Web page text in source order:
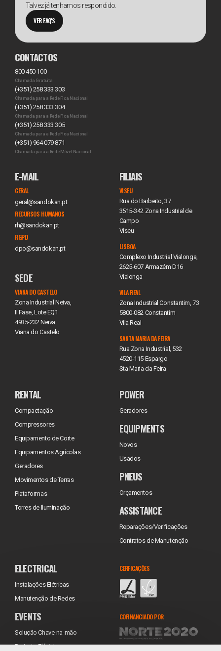
Talvez já tenhamos respondido.
VER FAQ'S
CONTACTOS
800 450 100
Chamada Gratuita
(+351) 258 333 303
Chamada para a Rede Fixa Nacional
(+351) 258 333 304
Chamada para a Rede Fixa Nacional
(+351) 258 333 305
Chamada para a Rede Fixa Nacional
(+351) 964 079 871
Chamada para a Rede Móvel Nacional
E-MAIL
GERAL
geral@sandokan.pt
RECURSOS HUMANOS
rh@sandokan.pt
RGPD
dpo@sandokan.pt
SEDE
VIANA DO CASTELO
Zona Industrial Neiva,
II Fase, Lote EQ1
4935-232 Neiva
Viana do Castelo
FILIAIS
VISEU
Rua do Barbeito, 37
3515-342 Zona Industrial de
Campo
Viseu
LISBOA
Complexo Industrial Vialonga,
2625-607 Armazém D16
Vialonga
VILA REAL
Zona Industrial Constantim, 73
5800-082 Constantim
Vila Real
SANTA MARIA DA FEIRA
Rua Zona Industrial, 532
4520-115 Espargo
Sta Maria da Feira
RENTAL
Compactação
Compressores
Equipamento de Corte
Equipamentos Agrícolas
Geradores
Movimentos de Terras
Plataformas
Torres de Iluminação
POWER
Geradores
EQUIPMENTS
Novos
Usados
PNEUS
Orçamentos
ASSISTANCE
Reparações/Verificações
Contratos de Manutenção
ELECTRICAL
Instalações Elétricas
Manutenção de Redes
EVENTS
Solução Chave-na-mão
Projecto Eléctrico
CERFICAÇÕES
COFINANCIADO POR